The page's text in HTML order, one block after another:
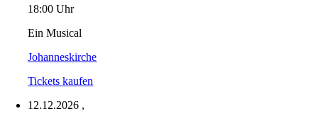
18:00 Uhr
Ein Musical
Johanneskirche
Tickets kaufen
12.12.2026 ,